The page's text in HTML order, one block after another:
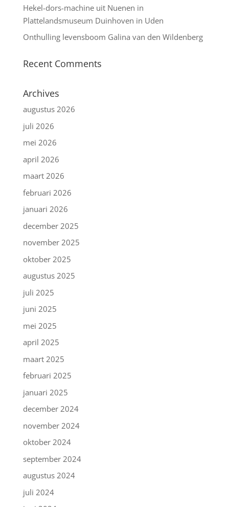
Hekel-dors-machine uit Nuenen in
Plattelandsmuseum Duinhoven in Uden
Onthulling levensboom Galina van den Wildenberg
Recent Comments
Archives
augustus 2026
juli 2026
mei 2026
april 2026
maart 2026
februari 2026
januari 2026
december 2025
november 2025
oktober 2025
augustus 2025
juli 2025
juni 2025
mei 2025
april 2025
maart 2025
februari 2025
januari 2025
december 2024
november 2024
oktober 2024
september 2024
augustus 2024
juli 2024